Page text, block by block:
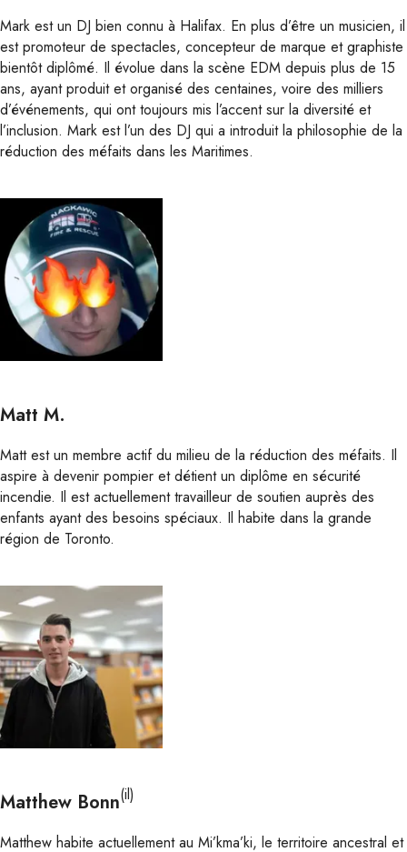
Mark est un DJ bien connu à Halifax. En plus d’être un musicien, il
est promoteur de spectacles, concepteur de marque et graphiste
bientôt diplômé. Il évolue dans la scène EDM depuis plus de 15
ans, ayant produit et organisé des centaines, voire des milliers
d’événements, qui ont toujours mis l’accent sur la diversité et
l’inclusion. Mark est l’un des DJ qui a introduit la philosophie de la
réduction des méfaits dans les Maritimes.
Matt M.
Matt est un membre actif du milieu de la réduction des méfaits. Il
aspire à devenir pompier et détient un diplôme en sécurité
incendie. Il est actuellement travailleur de soutien auprès des
enfants ayant des besoins spéciaux. Il habite dans la grande
région de Toronto.
Matthew Bonn(il)
Matthew habite actuellement au Mi’kma’ki, le territoire ancestral et